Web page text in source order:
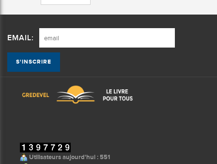
EMAIL:
Utilisateurs aujourd'hui : 551